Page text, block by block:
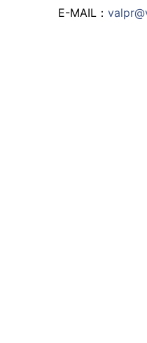
E-MAIL：